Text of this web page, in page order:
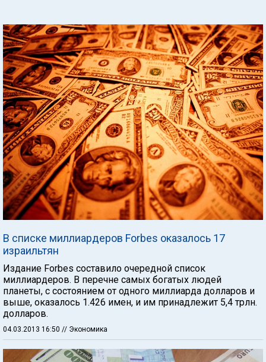
В списке миллиардеров Forbes оказалось 17
израильтян
Издание Forbes составило очередной список
миллиардеров. В перечне самых богатых людей
планеты, с состоянием от одного миллиарда долларов и
выше, оказалось 1.426 имен, и им принадлежит 5,4 трлн.
долларов.
04.03.2013 16:50 // Экономика